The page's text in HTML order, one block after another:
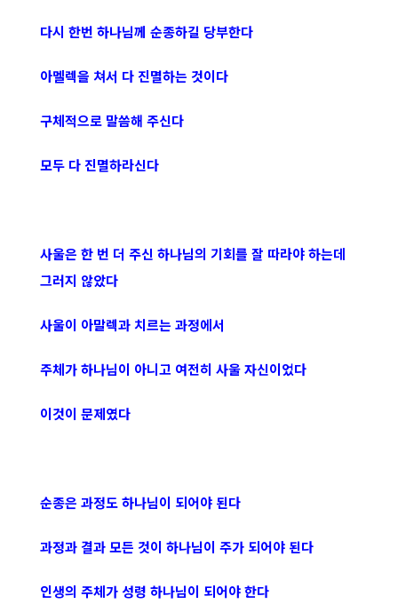
다시 한번 하나님께 순종하길 당부한다
아멜렉을 쳐서 다 진멸하는 것이다
구체적으로 말씀해 주신다
모두 다 진멸하라신다
사울은 한 번 더 주신 하나님의 기회를 잘 따라야 하는데
그러지 않았다
사울이 아말렉과 치르는 과정에서
주체가 하나님이 아니고 여전히 사울 자신이었다
이것이 문제였다
순종은 과정도 하나님이 되어야 된다
과정과 결과 모든 것이 하나님이 주가 되어야 된다
인생의 주체가 성령 하나님이 되어야 한다